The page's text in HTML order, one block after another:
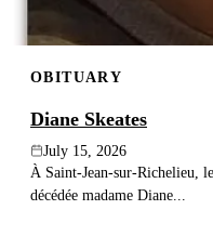
OBITUARY
Diane Skeates
July 15, 2026
À Saint-Jean-sur-Richelieu,
décédée madame Diane...